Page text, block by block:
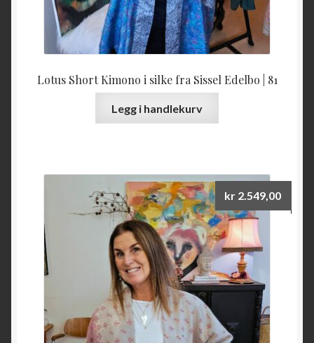
Lotus Short Kimono i silke fra Sissel Edelbo | 81
Legg i handlekurv
kr 2.549,00